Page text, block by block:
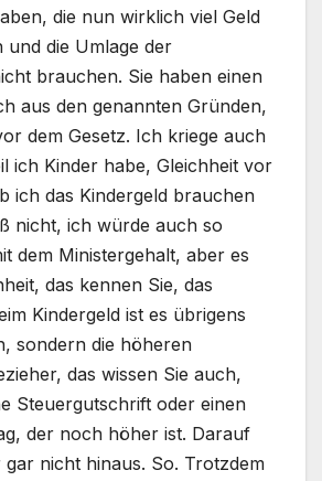
die nun wirklich viel Geld
und die Umlage der
brauchen. Sie haben einen
aus den genannten Gründen,
dem Gesetz. Ich kriege auch
ich Kinder habe, Gleichheit vor
ich das Kindergeld brauchen
nicht, ich würde auch so
dem Ministergehalt, aber es
das kennen Sie, das
Kindergeld ist es übrigens
sondern die höheren
das wissen Sie auch,
Steuergutschrift oder einen
der noch höher ist. Darauf
nicht hinaus. So. Trotzdem